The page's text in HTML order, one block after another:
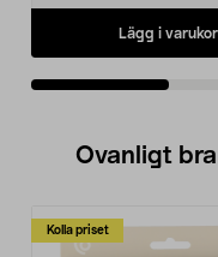
Lägg i
Ovanligt
Kolla priset